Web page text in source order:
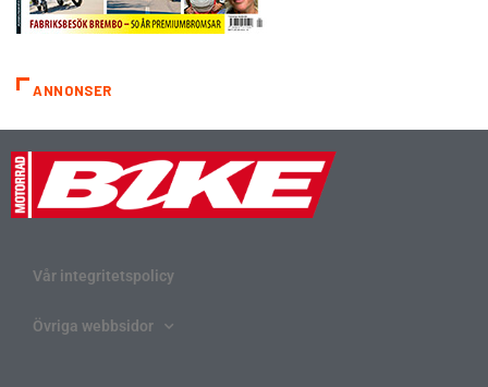
ANNONSER
Vår integritetspolicy
Övriga webbsidor